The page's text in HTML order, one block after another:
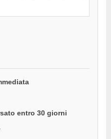
entro 30 giorni